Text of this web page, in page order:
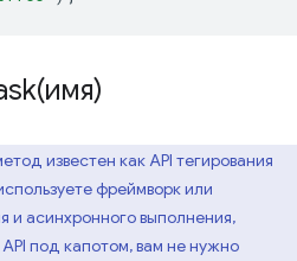
имя)
известен как API тегирования
фреймворк или
и асинхронного выполнения,
под капотом, вам не нужно